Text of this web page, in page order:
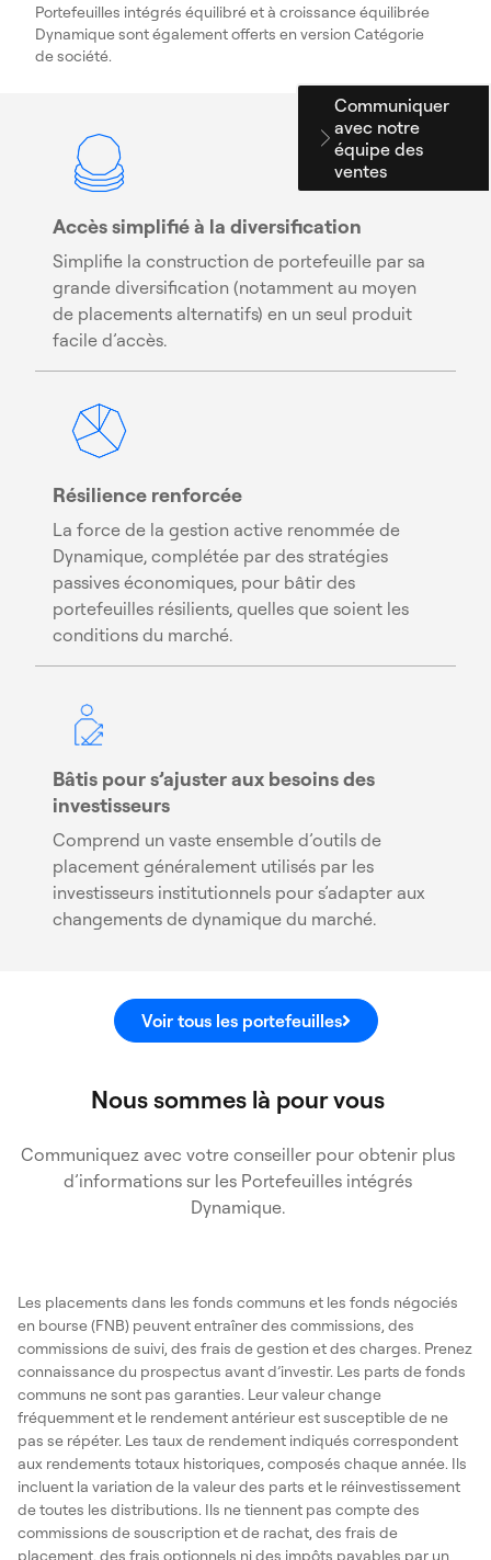
Portefeuilles intégrés équilibré et à croissance équilibrée
Dynamique sont également offerts en version Catégorie
de société.
Accès simplifié à la diversification
Simplifie la construction de portefeuille par sa
grande diversification (notamment au moyen
de placements alternatifs) en un seul produit
facile d’accès.
Résilience renforcée
La force de la gestion active renommée de
Dynamique, complétée par des stratégies
passives économiques, pour bâtir des
portefeuilles résilients, quelles que soient les
conditions du marché.
Bâtis pour s’ajuster aux besoins des
investisseurs
Comprend un vaste ensemble d’outils de
placement généralement utilisés par les
investisseurs institutionnels pour s’adapter aux
changements de dynamique du marché.
Voir tous les portefeuilles
Nous sommes là pour vous
Communiquez avec votre conseiller pour obtenir plus
d’informations sur les Portefeuilles intégrés
Dynamique.
Les placements dans les fonds communs et les fonds négociés
en bourse (FNB) peuvent entraîner des commissions, des
commissions de suivi, des frais de gestion et des charges. Prenez
connaissance du prospectus avant d’investir. Les parts de fonds
communs ne sont pas garanties. Leur valeur change
fréquemment et le rendement antérieur est susceptible de ne
pas se répéter. Les taux de rendement indiqués correspondent
aux rendements totaux historiques, composés chaque année. Ils
incluent la variation de la valeur des parts et le réinvestissement
de toutes les distributions. Ils ne tiennent pas compte des
commissions de souscription et de rachat, des frais de
placement, des frais optionnels ni des impôts payables par un
Communiquer
avec notre
équipe des
ventes